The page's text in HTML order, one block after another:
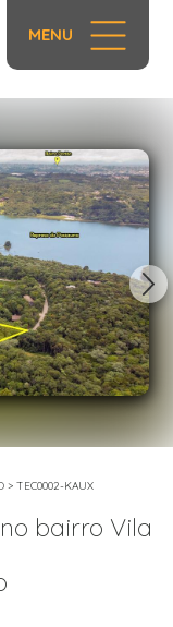
MENU
> TEC0002-KAUX
bairro Vila